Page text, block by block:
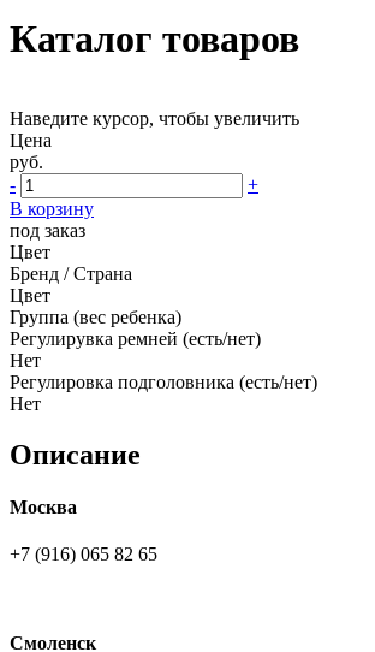
Каталог товаров
Наведите курсор, чтобы увеличить
Цена
руб.
-
+
В корзину
под заказ
Цвет
Бренд / Страна
Цвет
Группа (вес ребенка)
Регулирувка ремней (есть/нет)
Нет
Регулировка подголовника (есть/нет)
Нет
Описание
Москва
+7 (916) 065 82 65
Смоленск